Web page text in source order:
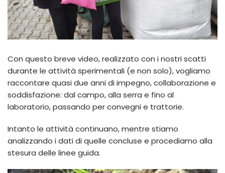
Con questo breve video, realizzato con i nostri scatti
durante le attività sperimentali (e non solo), vogliamo
raccontare quasi due anni di impegno, collaborazione e
soddisfazione: dal campo, alla serra e fino al
laboratorio, passando per convegni e trattorie.
Intanto le attività continuano, mentre stiamo
analizzando i dati di quelle concluse e procediamo alla
stesura delle linee guida.